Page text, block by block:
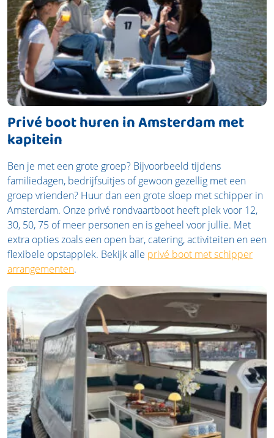
Privé boot huren in Amsterdam met
kapitein
Ben je met een grote groep? Bijvoorbeeld tijdens
familiedagen, bedrijfsuitjes of gewoon gezellig met een
groep vrienden? Huur dan een grote sloep met schipper in
Amsterdam. Onze privé rondvaartboot heeft plek voor 12,
30, 50, 75 of meer personen en is geheel voor jullie. Met
extra opties zoals een open bar, catering, activiteiten en een
flexibele opstapplek. Bekijk alle privé boot met schipper
arrangementen.